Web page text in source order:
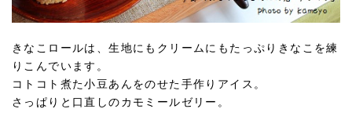
きなこロールは、生地にもクリームにもたっぷりきなこを練
りこんでいます。
コトコト煮た小豆あんをのせた手作りアイス。
さっぱりと口直しのカモミールゼリー。